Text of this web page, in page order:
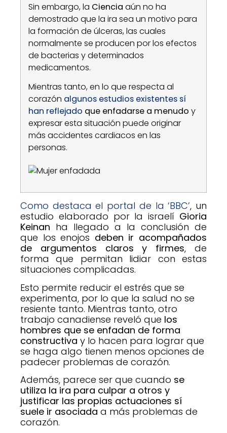
Sin embargo, la Ciencia aún no ha
demostrado que la ira sea un motivo para
la formación de úlceras, las cuales
normalmente se producen por los efectos
de bacterias y determinados
medicamentos.
Mientras tanto, en lo que respecta al
corazón algunos estudios existentes sí
han reflejado que enfadarse a menudo y
expresar esta situación puede originar
más accidentes cardiacos en las
personas.
Como destaca el portal de la ‘BBC’, un
estudio elaborado por la israelí Gioria
Keinan ha llegado a la conclusión de
que los enojos deben ir acompañados
de argumentos claros y firmes, de
forma que permitan lidiar con estas
situaciones complicadas.
Esto permite reducir el estrés que se
experimenta, por lo que la salud no se
resiente tanto. Mientras tanto, otro
trabajo canadiense reveló que los
hombres que se enfadan de forma
constructiva y lo hacen para lograr que
se haga algo tienen menos opciones de
padecer problemas de corazón.
Además, parece ser que cuando se
utiliza la ira para culpar a otros y
justificar las propias actuaciones sí
suele ir asociada a más problemas de
corazón.